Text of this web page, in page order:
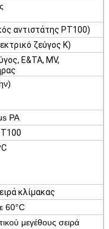
αντιστάτης PT100)
ζεύγος Κ)
Ε&ΤΑ, MV,
PA
κλίμακας
60°C
μεγέθους σειρά